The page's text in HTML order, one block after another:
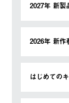
2027年 新製
2026年 新作
はじめての